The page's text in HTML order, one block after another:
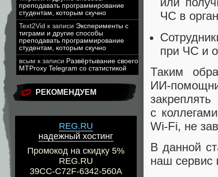
преподавать программирование
студентам, которым скучно
Text2Vid к записи Эксперименты с
тиграми и другие способы
преподавать программирование
студентам, которым скучно
всым к записи Развёртывание своего
MTProxy Telegram со статистикой
РЕКОМЕНДУЕМ
REG.RU
надежный хостинг
Промокод на скидку 5%
REG.RU
39CC-C72F-6342-560A
ЧС в
при ЧС и
Таким
с
Wi‑Fi, не
В данной
наш сервис